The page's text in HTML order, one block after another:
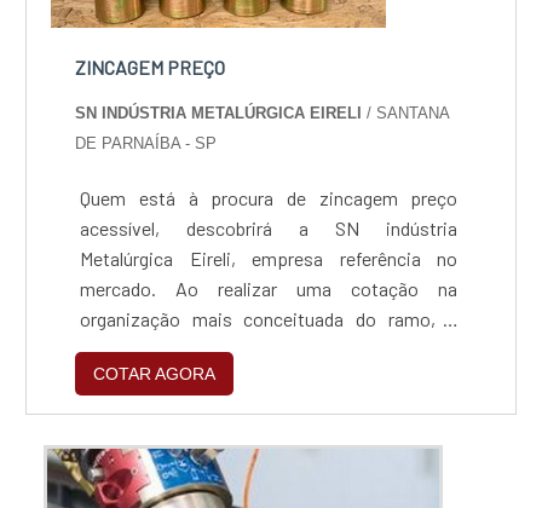
ZINCAGEM PREÇO
SN INDÚSTRIA METALÚRGICA EIRELI/ SANTANA
DE PARNAÍBA - SP
Quem está à procura de zincagem preço
acessível, descobrirá a SN indústria
Metalúrgica Eireli, empresa referência no
mercado. Ao realizar uma cotação na
organização mais conceituada do ramo, o
cliente contará com serviços de excelência e o
suporte de especialistas para sanar eventuais
dúvidas.ZINCAGEM PREÇO JUSTO E
ACESSÍVELQuem procura por zincagem preço
acessível em uma empresa que preza pela
segurança, encontra na internet a SN indús...
COTAR AGORA